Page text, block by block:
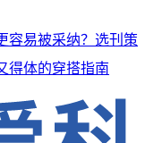
容易被采纳？选刊策
得体的穿搭指南